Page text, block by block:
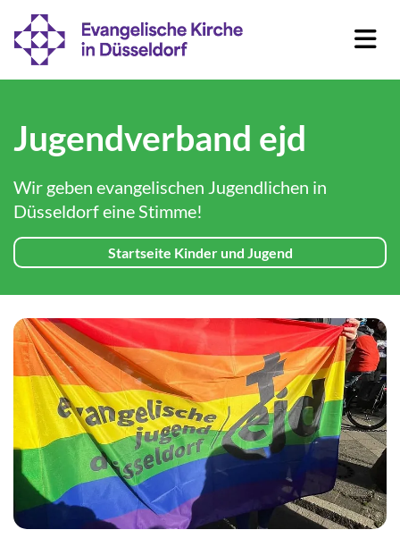
Jugendverband ejd
Wir geben evangelischen Jugendlichen in
Düsseldorf eine Stimme!
Startseite Kinder und Jugend